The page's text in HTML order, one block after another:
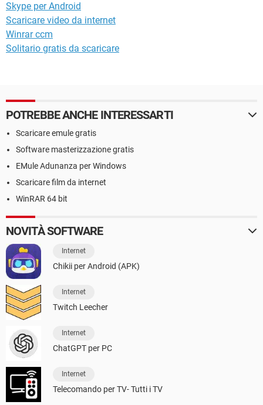
Skype per Android
Scaricare video da internet
Winrar ccm
Solitario gratis da scaricare
POTREBBE ANCHE INTERESSARTI
Scaricare emule gratis
Software masterizzazione gratis
EMule Adunanza per Windows
Scaricare film da internet
WinRAR 64 bit
NOVITÀ SOFTWARE
Internet
Chikii per Android (APK)
Internet
Twitch Leecher
Internet
ChatGPT per PC
Internet
Telecomando per TV- Tutti i TV